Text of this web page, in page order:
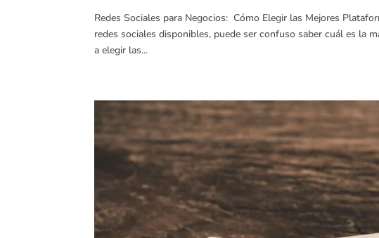
Redes Sociales para Negocios: Cómo Elegir las Mejores
redes sociales disponibles, puede ser confuso saber cuál es la
a elegir las...